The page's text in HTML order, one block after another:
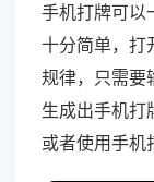
手机打牌可以
十分简单，打
规律，只需要
生成出手机打
或者使用手机